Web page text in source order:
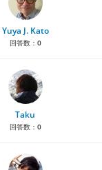
Yuya J. Kato
回答数： 0
Taku
回答数： 0